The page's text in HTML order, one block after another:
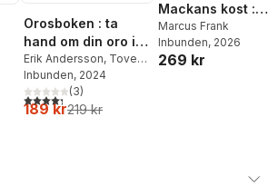
Orosboken : ta
hand om din oro i
fem steg
Erik Andersson, Tove
Wahlund
Inbunden, 2024
4,3utav 5 stjärnor. Totalt antal röster:
(3)
189 kr219 kr
Mackans kost :
Middagar och
matlådor
Marcus Frank
Inbunden, 2026
269 kr